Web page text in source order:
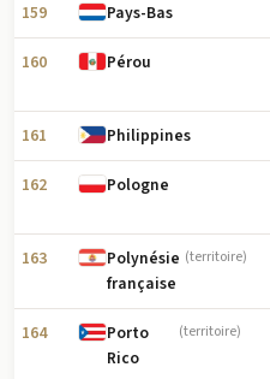
159 Pays-Bas
160 Pérou
161 Philippines
162 Pologne
163
Polynésie
française
(territoire)
164
Porto
Rico
(territoire)